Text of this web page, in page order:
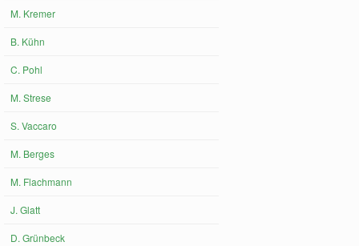
M. Kremer
B. Kühn
C. Pohl
M. Strese
S. Vaccaro
M. Berges
M. Flachmann
J. Glatt
D. Grünbeck